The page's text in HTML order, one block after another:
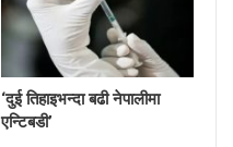
‘दुई तिहाइभन्दा बढी नेपालीमा
एन्टिबडी’